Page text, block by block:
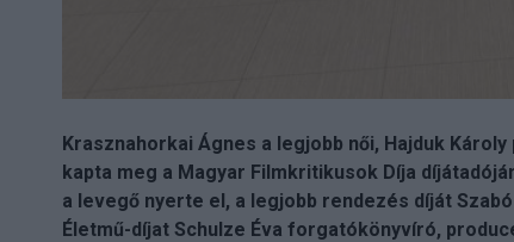
Krasznahorkai Ágnes a legjobb női, Hajduk
kapta meg a Magyar Filmkritikusok Díja
a levegő nyerte el, a legjobb rendezés díját
Életmű-díjat Schulze Éva forgatókönyvíró,